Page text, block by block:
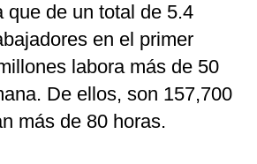
que de un total de 5.4
en el primer
labora más de 50
De ellos, son 157,700
más de 80 horas.